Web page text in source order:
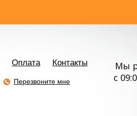
Оплата
Контакты
Перезвоните мне
Мы
с